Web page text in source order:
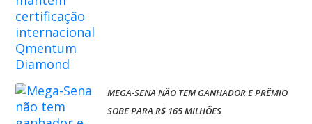
MEGA-SENA NÃO TEM GANHADOR E PRÊMIO
SOBE PARA R$ 165 MILHÕES